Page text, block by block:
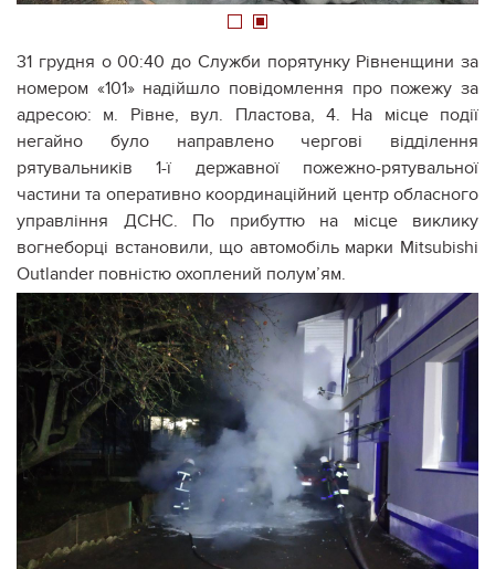
1 2
31 грудня о 00:40 до Служби порятунку Рівненщини за
номером «101» надійшло повідомлення про пожежу за
адресою: м. Рівне, вул. Пластова, 4. На місце події
негайно було направлено чергові відділення
рятувальників 1-ї державної пожежно-рятувальної
частини та оперативно координаційний центр обласного
управління ДСНС. По прибуттю на місце виклику
вогнеборці встановили, що автомобіль марки Mitsubishi
Outlander повністю охоплений полум’ям.